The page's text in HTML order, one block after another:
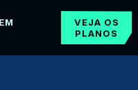
VEJA OS
PLANOS